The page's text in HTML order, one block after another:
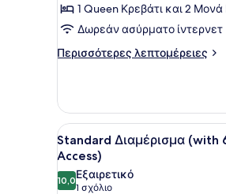
(with
60
minutes
Access)
1 Queen Κρεβάτι και 2 Μονά
Δωρεάν ασύρματο ίντερνετ
Περισσότερες λεπτομέρειες
Περισσότερες
Δωμάτιο
(with
60
minutes
world
Προβολή
όλων
των
φωτογραφιών
9
Standard Διαμέρισμα
Access)
10,010,0 στα 10
Εξαιρετικό
1 σχόλιο
(1